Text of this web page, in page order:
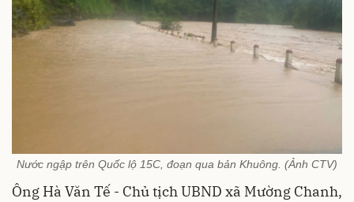
Nước ngập trên Quốc lộ 15C, đoạn qua bản Khuông. (Ảnh CTV)
Ông Hà Văn Tế - Chủ tịch UBND xã Mường Chanh,